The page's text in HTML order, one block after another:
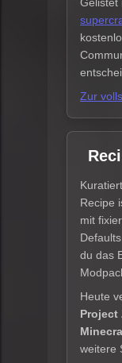
Zur
Recipe
mit
du das
Heute
Project
weitere